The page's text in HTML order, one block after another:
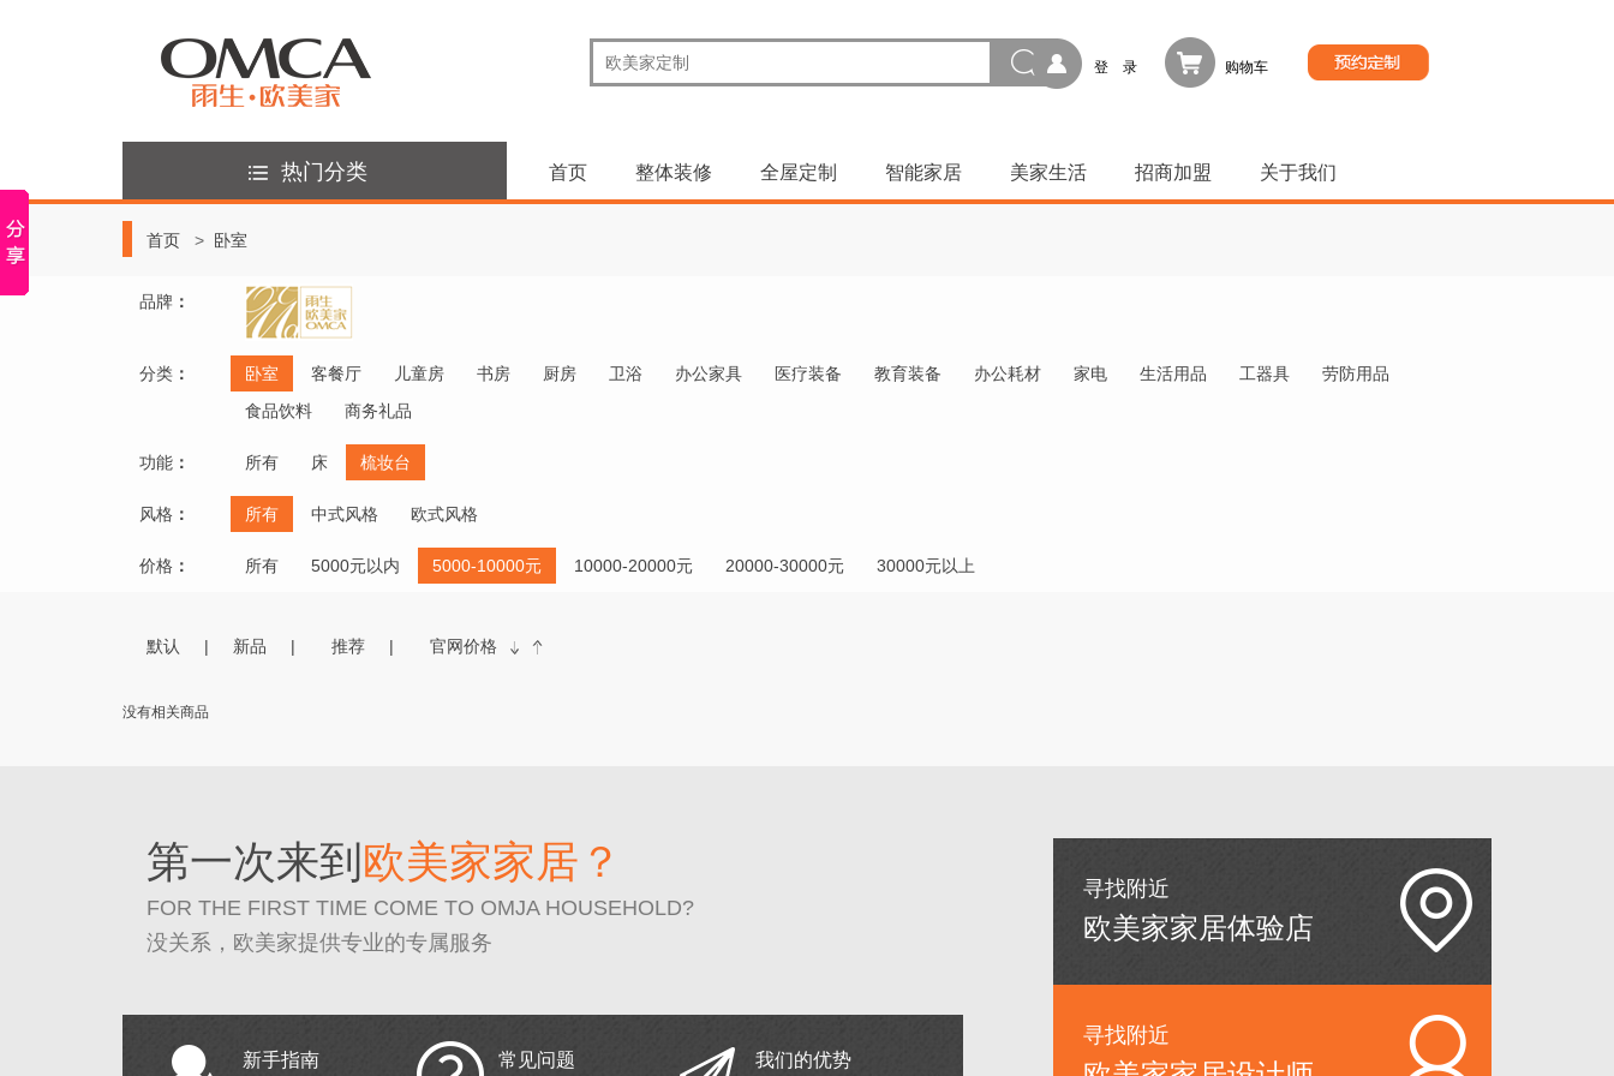
登 录 购物车
热门分类 首页 整体装修 全屋定制 智能家居 美家生活 招商加盟 关于我们
首页 卧室
品牌 ：
分类 ： 卧室 客餐厅 儿童房 书房 厨房 卫浴 办公家具 医疗装备 教育装备 办公耗材 家电 生活用品 工器具
劳防用品
食品饮料
商务礼品
功能 ： 所有 床 梳妆台
风格 ： 所有 中式风格 欧式风格
价格 ： 所有 5000元以内 5000-10000元 10000-20000元 20000-30000元 30000元以上
默认 新品 推荐 官网价格
没有相关商品
第一次来到 欧美家家居？
FOR THE FIRST TIME COME TO OMJA HOUSEHOLD?
没关系，欧美家提供专业的专属服务
新手指南 常见问题 我们的优势
寻找附近
欧美家家居体验店
寻找附近